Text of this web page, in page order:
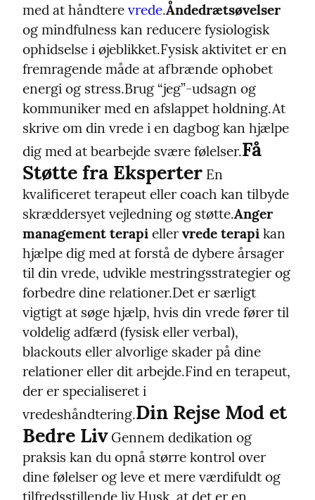
med at håndtere vrede.Åndedrætsøvelser
og mindfulness kan reducere fysiologisk
ophidselse i øjeblikket.Fysisk aktivitet er en
fremragende måde at afbrænde ophobet
energi og stress.Brug “jeg”-udsagn og
kommuniker med en afslappet holdning.At
skrive om din vrede i en dagbog kan hjælpe
dig med at bearbejde svære følelser.Få
Støtte fra Eksperter En
kvalificeret terapeut eller coach kan tilbyde
skræddersyet vejledning og støtte.Anger
management terapi eller vrede terapi kan
hjælpe dig med at forstå de dybere årsager
til din vrede, udvikle mestringsstrategier og
forbedre dine relationer.Det er særligt
vigtigt at søge hjælp, hvis din vrede fører til
voldelig adfærd (fysisk eller verbal),
blackouts eller alvorlige skader på dine
relationer eller dit arbejde.Find en terapeut,
der er specialiseret i
vredeshåndtering.Din Rejse Mod et
Bedre Liv Gennem dedikation og
praksis kan du opnå større kontrol over
dine følelser og leve et mere værdifuldt og
tilfredsstillende liv.Husk, at det er en